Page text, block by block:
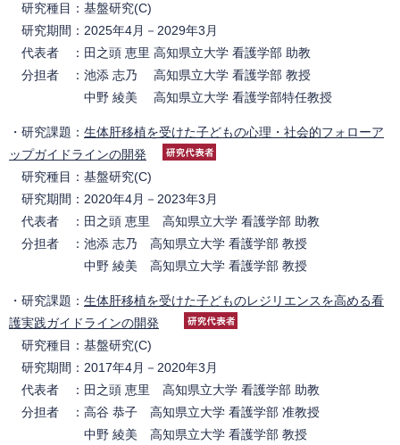
研究種目：基盤研究(C)
研究期間：2025年4月－2029年3月
代表者 ：田之頭 恵里 高知県立大学 看護学部 助教
分担者 ：池添 志乃 高知県立大学 看護学部 教授
中野 綾美 高知県立大学 看護学部特任教授
・研究課題： 生体肝移植を受けた子どもの心理・社会的フォローア
ップガイドラインの開発
研究種目：基盤研究(C)
研究期間：2020年4月－2023年3月
代表者 ：田之頭 恵里 高知県立大学 看護学部 助教
分担者 ：池添 志乃 高知県立大学 看護学部 教授
中野 綾美 高知県立大学 看護学部 教授
・研究課題： 生体肝移植を受けた子どものレジリエンスを高める看
護実践ガイドラインの開発
研究種目：基盤研究(C)
研究期間：2017年4月－2020年3月
代表者 ：田之頭 恵里 高知県立大学 看護学部 助教
分担者 ：高谷 恭子 高知県立大学 看護学部 准教授
中野 綾美 高知県立大学 看護学部 教授